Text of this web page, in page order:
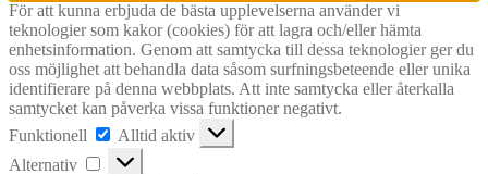
För att kunna erbjuda de bästa upplevelserna använder vi
teknologier som kakor (cookies) för att lagra och/eller hämta
enhetsinformation. Genom att samtycka till dessa teknologier ger du
oss möjlighet att behandla data såsom surfningsbeteende eller unika
identifierare på denna webbplats. Att inte samtycka eller återkalla
samtycket kan påverka vissa funktioner negativt.
Funktionell
Funktionell
Alltid aktiv
Alternativ
Alternativ